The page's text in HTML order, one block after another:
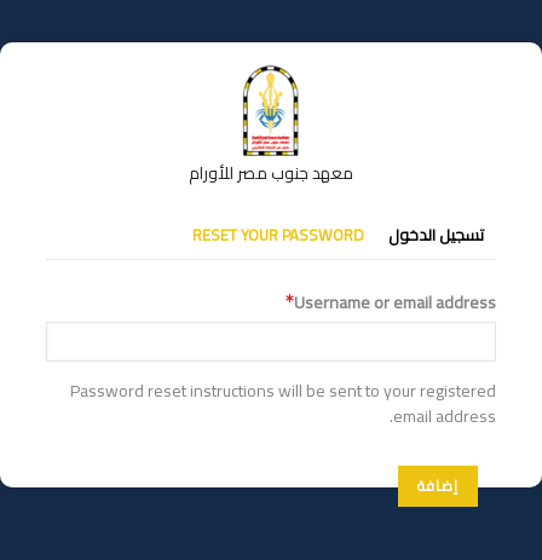
إلى
المحتوى
معهد جنوب مصر للأورام
التبويبات
الأساسية
تسجيل الدخول RESET YOUR PASSWORD
Username or email address
Password reset instructions will be sent to your registered
email address.